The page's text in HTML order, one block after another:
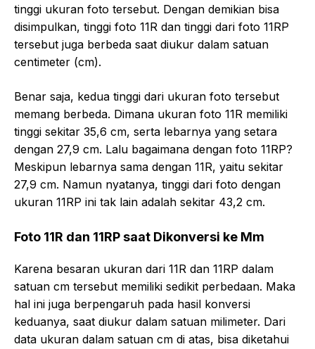
tinggi ukuran foto tersebut. Dengan demikian bisa
disimpulkan, tinggi foto 11R dan tinggi dari foto 11RP
tersebut juga berbeda saat diukur dalam satuan
centimeter (cm).
Benar saja, kedua tinggi dari ukuran foto tersebut
memang berbeda. Dimana ukuran foto 11R memiliki
tinggi sekitar 35,6 cm, serta lebarnya yang setara
dengan 27,9 cm. Lalu bagaimana dengan foto 11RP?
Meskipun lebarnya sama dengan 11R, yaitu sekitar
27,9 cm. Namun nyatanya, tinggi dari foto dengan
ukuran 11RP ini tak lain adalah sekitar 43,2 cm.
Foto 11R dan 11RP saat Dikonversi ke Mm
Karena besaran ukuran dari 11R dan 11RP dalam
satuan cm tersebut memiliki sedikit perbedaan. Maka
hal ini juga berpengaruh pada hasil konversi
keduanya, saat diukur dalam satuan milimeter. Dari
data ukuran dalam satuan cm di atas, bisa diketahui